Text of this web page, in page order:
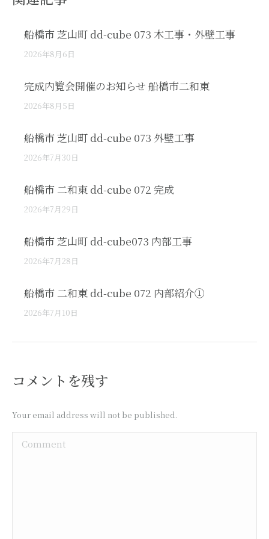
船橋市 芝山町 dd-cube 073 木工事・外壁工事
2026年8月6日
完成内覧会開催のお知らせ 船橋市二和東
2026年8月5日
船橋市 芝山町 dd-cube 073 外壁工事
2026年7月30日
船橋市 二和東 dd-cube 072 完成
2026年7月29日
船橋市 芝山町 dd-cube073 内部工事
2026年7月28日
船橋市 二和東 dd-cube 072 内部紹介①
2026年7月10日
コメントを残す
Your email address will not be published.
Comment